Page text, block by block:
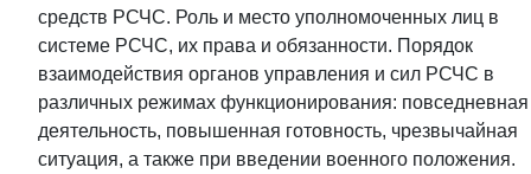
средств РСЧС. Роль и место уполномоченных лиц в
системе РСЧС, их права и обязанности. Порядок
взаимодействия органов управления и сил РСЧС в
различных режимах функционирования: повседневная
деятельность, повышенная готовность, чрезвычайная
ситуация, а также при введении военного положения.